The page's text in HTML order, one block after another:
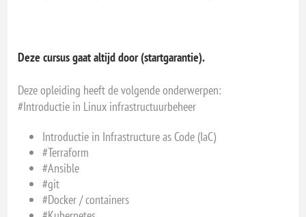
Deze cursus gaat altijd door (startgarantie).
Deze opleiding heeft de volgende onderwerpen:
#Introductie in Linux infrastructuurbeheer
Introductie in Infrastructure as Code (IaC)
#Terraform
#Ansible
#git
#Docker / containers